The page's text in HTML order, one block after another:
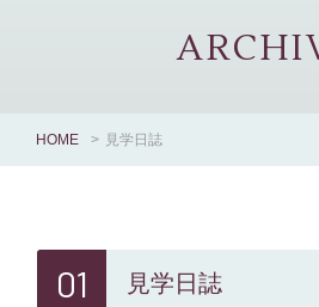
HOME > 見学日誌
01 見学日誌